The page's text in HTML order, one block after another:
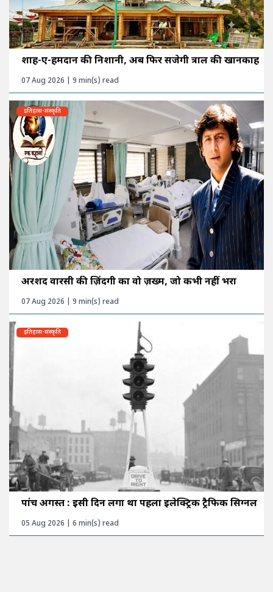
शाह-ए-हमदान की निशानी, अब फिर सजेगी त्राल की खानकाह
07 Aug 2026 | 9 min(s) read
इतिहास-संस्कृति
अरशद वारसी की ज़िंदगी का वो ज़ख्म, जो कभी नहीं भरा
07 Aug 2026 | 9 min(s) read
इतिहास-संस्कृति
पांच अगस्त : इसी दिन लगा था पहला इलेक्ट्रिक ट्रैफिक सिग्नल
05 Aug 2026 | 6 min(s) read